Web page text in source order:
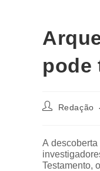
pode
Redação
A
Testamento,